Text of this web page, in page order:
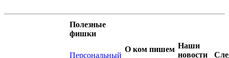
Полезные
фишки
Персональный
О ком пишем Наши
новости